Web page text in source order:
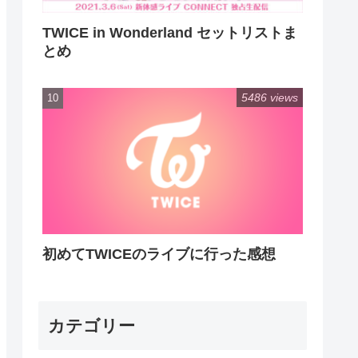
TWICE in Wonderland セットリストま
とめ
初めてTWICEのライブに行った感想
5486 views
カテゴリー